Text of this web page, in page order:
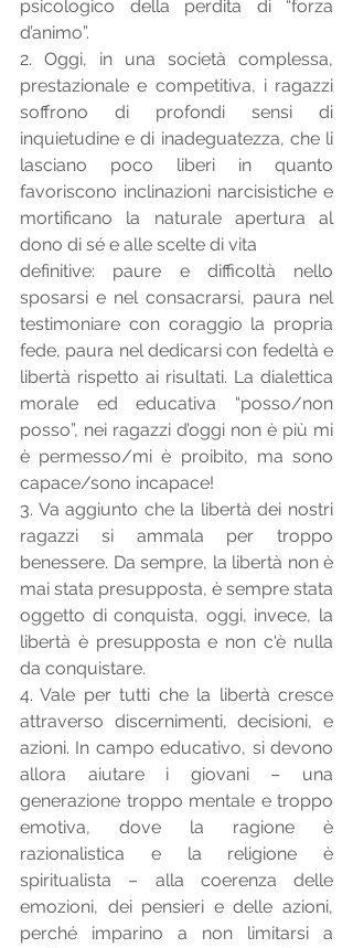
psicologico della perdita di “forza
d’animo”.
2. Oggi, in una società complessa,
prestazionale e competitiva, i ragazzi
soffrono di profondi sensi di
inquietudine e di inadeguatezza, che li
lasciano poco liberi in quanto
favoriscono inclinazioni narcisistiche e
mortificano la naturale apertura al
dono di sé e alle scelte di vita
definitive: paure e difficoltà nello
sposarsi e nel consacrarsi, paura nel
testimoniare con coraggio la propria
fede, paura nel dedicarsi con fedeltà e
libertà rispetto ai risultati. La dialettica
morale ed educativa “posso/non
posso”, nei ragazzi d’oggi non è più mi
è permesso/mi è proibito, ma sono
capace/sono incapace!
3. Va aggiunto che la libertà dei nostri
ragazzi si ammala per troppo
benessere. Da sempre, la libertà non è
mai stata presupposta, è sempre stata
oggetto di conquista, oggi, invece, la
libertà è presupposta e non c'è nulla
da conquistare.
4. Vale per tutti che la libertà cresce
attraverso discernimenti, decisioni, e
azioni. In campo educativo, si devono
allora aiutare i giovani – una
generazione troppo mentale e troppo
emotiva, dove la ragione è
razionalistica e la religione è
spiritualista – alla coerenza delle
emozioni, dei pensieri e delle azioni,
perché imparino a non limitarsi a